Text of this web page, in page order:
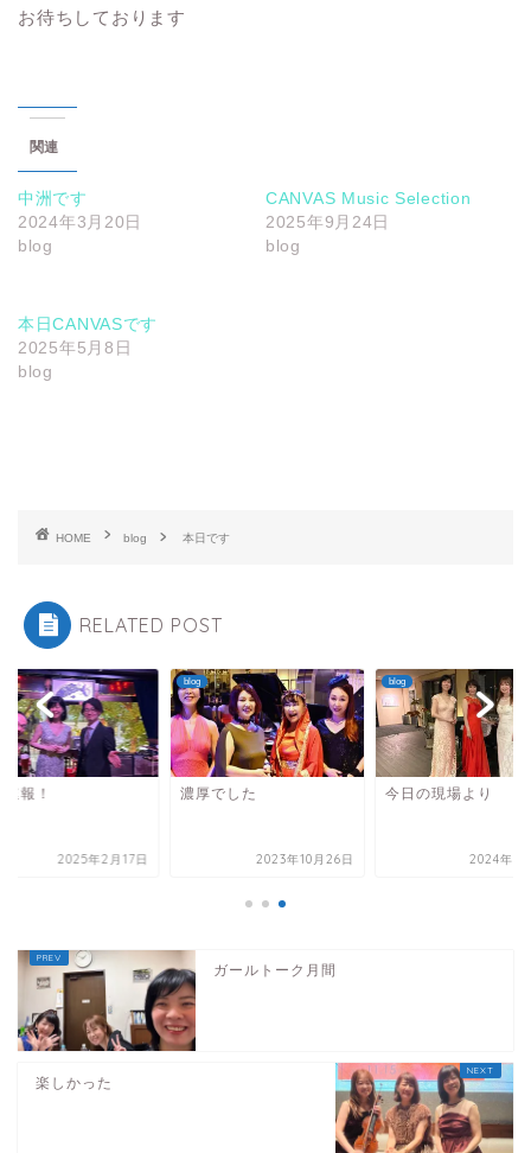
お待ちしております
関連
中洲です
2024年3月20日
blog
CANVAS Music Selection
2025年9月24日
blog
本日CANVASです
2025年5月8日
blog
HOME blog 本日です
RELATED POST
報！
2025年2月17日
blog
濃厚でした
2023年10月26日
blog
今日の現場より
2024年5
ガールトーク月間
楽しかった